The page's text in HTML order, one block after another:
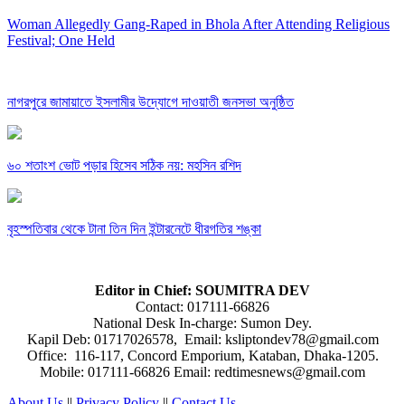
Woman Allegedly Gang-Raped in Bhola After Attending Religious
Festival; One Held
নাগরপুরে জামায়াতে ইসলামীর উদ্যোগে দাওয়াতী জনসভা অনুষ্ঠিত
৬০ শতাংশ ভোট পড়ার হিসেব সঠিক নয়: মহসিন রশিদ
বৃহস্পতিবার থেকে টানা তিন দিন ইন্টারনেটে ধীরগতির শঙ্কা
Editor in Chief: SOUMITRA DEV
Contact: 017111-66826
National Desk In-charge: Sumon Dey.
Kapil Deb: 01717026578, Email: ksliptondev78@gmail.com
Office: 116-117, Concord Emporium, Kataban, Dhaka-1205.
Mobile: 017111-66826 Email: redtimesnews@gmail.com